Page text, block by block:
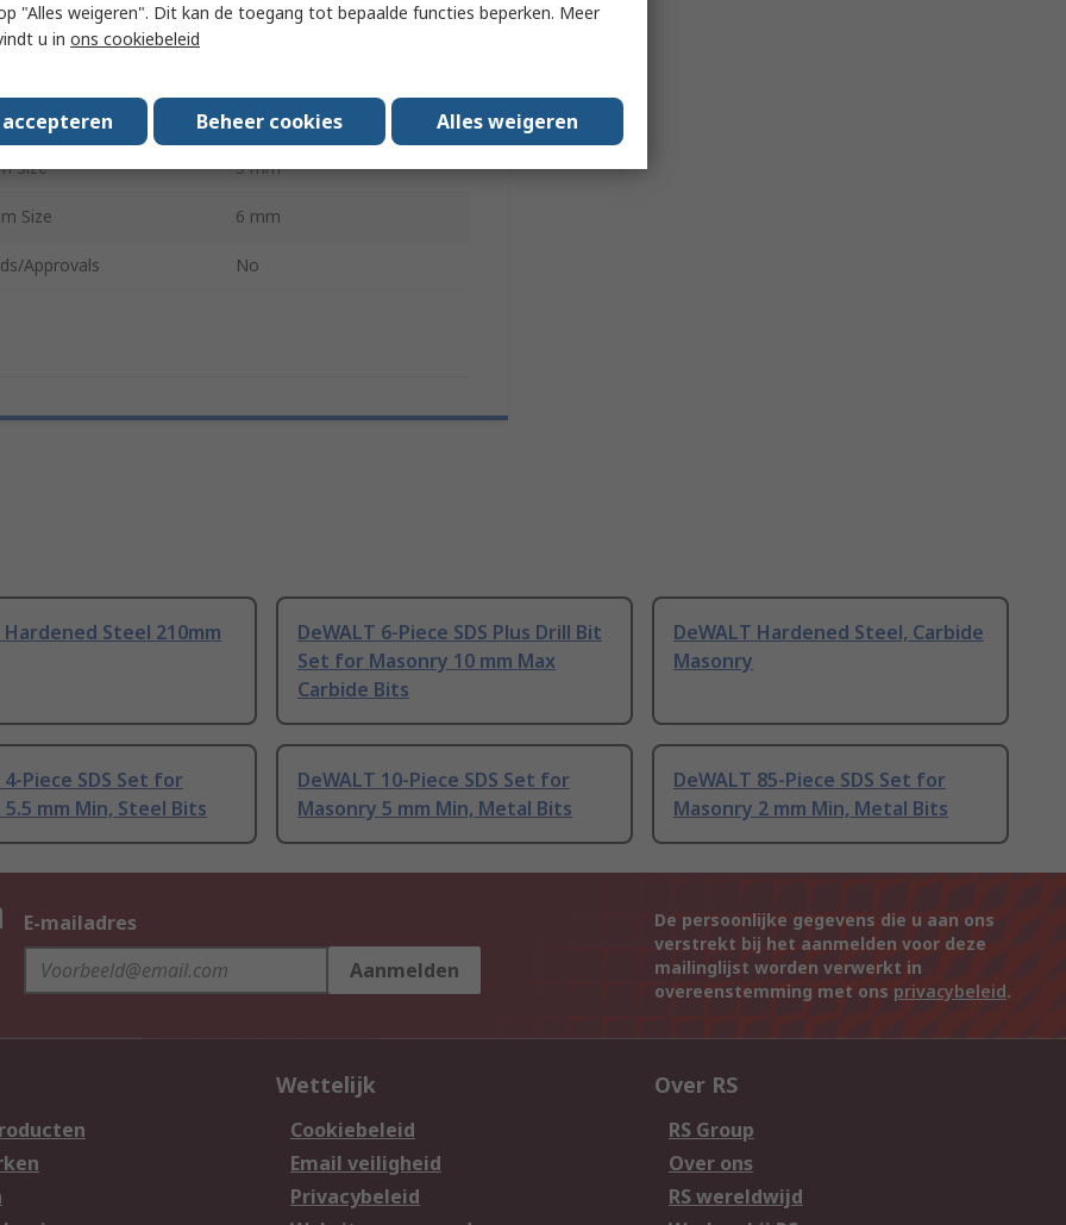
SDS Plus Drill Bit
of Pieces 4
Size 5 mm
Size 6 mm
Approvals No
Hardened Steel 210mm
DeWALT 6-Piece SDS Plus Drill Bit
Set for Masonry 10 mm Max
Carbide Bits
DeWALT Hardened Steel, Carbide
Masonry
4-Piece SDS Set for
mm Min, Steel Bits
DeWALT 10-Piece SDS Set for
Masonry 5 mm Min, Metal Bits
DeWALT 85-Piece SDS Set for
Masonry 2 mm Min, Metal Bits
E-mailadres
Aanmelden
De persoonlijke gegevens die u aan ons
verstrekt bij het aanmelden voor deze
mailinglijst worden verwerkt in
overeenstemming met ons privacybeleid.
Wettelijk
Cookiebeleid
Email veiligheid
Privacybeleid
Over RS
RS Group
Over ons
RS wereldwijd
"Alles weigeren". Dit kan de toegang tot bepaalde functies beperken. Meer
u in ons cookiebeleid
Beheer cookies Alles weigeren